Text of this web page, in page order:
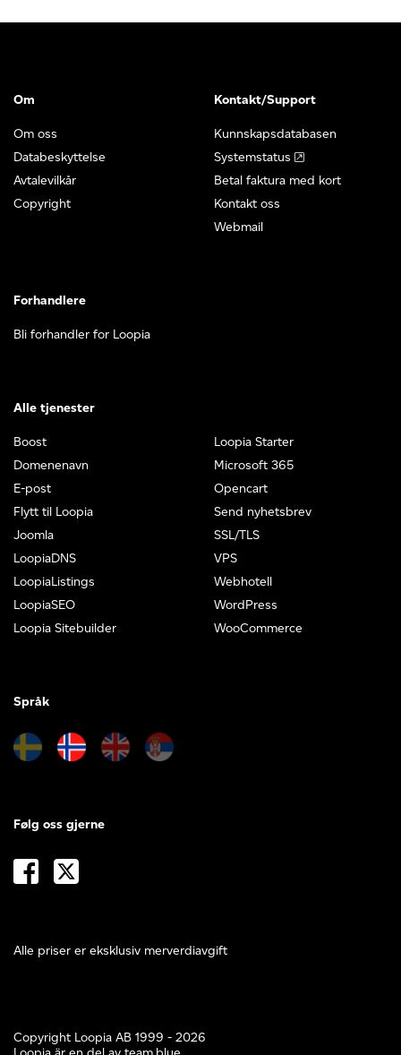
Om
Om oss
Databeskyttelse
Avtalevilkår
Copyright
Kontakt/Support
Kunnskapsdatabasen
Systemstatus
Betal faktura med kort
Kontakt oss
Webmail
Forhandlere
Bli forhandler for Loopia
Alle tjenester
Boost
Domenenavn
E-post
Flytt til Loopia
Joomla
LoopiaDNS
LoopiaListings
LoopiaSEO
Loopia Sitebuilder
Loopia Starter
Microsoft 365
Opencart
Send nyhetsbrev
SSL/TLS
VPS
Webhotell
WordPress
WooCommerce
Språk
Alle priser er eksklusiv merverdiavgift
Følg oss gjerne
Copyright Loopia AB 1999 - 2026